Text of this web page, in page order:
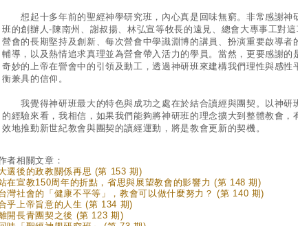
想起十多年前的聖經神學研究班，內心真是回味無窮。非常感謝神
班的創辦人-陳南州、謝叔揚、林弘宣等牧長的遠見、總會大專事工對這
營會的長期堅持及創新、每次營會中學識淵博的講員、扮演重要啟導者
輔導，以及熱情追求真理並為營會帶入活力的學員。當然，更要感謝的
奇妙的上帝在營會中的引領及動工，透過神研班來建構我們理性與感性
衡兼具的信仰。
我覺得神研班最大的特色與成功之處在於結合讀經與團契。以神研
的經驗來看，我相信，如果我們能夠將神研班的理念擴大到整體教會，
效地推動新世紀教會與團契的讀經運動，將是教會更新的契機。
者相關文章：
選後的政教關係再思 (第 153 期)
在宣教150周年的折點，省思與展望教會的影響力 (第 148 期)
灣社會的「健康不平等」，教會可以做什麼努力？ (第 140 期)
乎上帝旨意的人生 (第 134 期)
開長青團契之後 (第 123 期)